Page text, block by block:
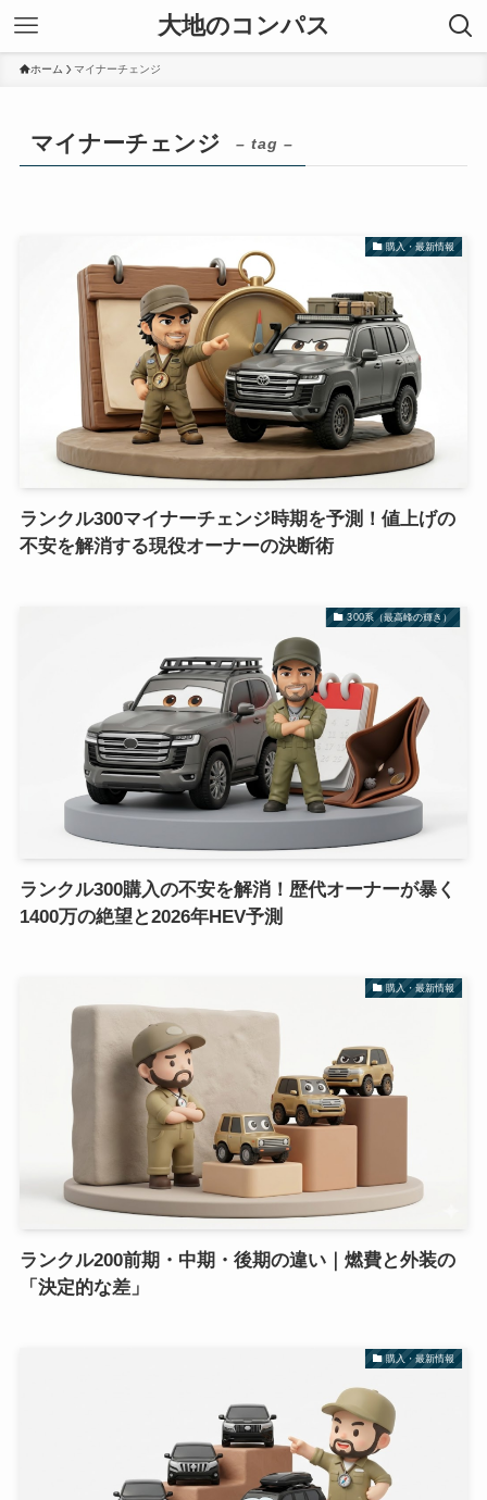
大地のコンパス
ホーム マイナーチェンジ
マイナーチェンジ – tag –
購入・最新情報
ランクル300マイナーチェンジ時期を予測！値上げの
不安を解消する現役オーナーの決断術
300系（最高峰の輝き）
ランクル300購入の不安を解消！歴代オーナーが暴く
1400万の絶望と2026年HEV予測
購入・最新情報
ランクル200前期・中期・後期の違い｜燃費と外装の
「決定的な差」
購入・最新情報